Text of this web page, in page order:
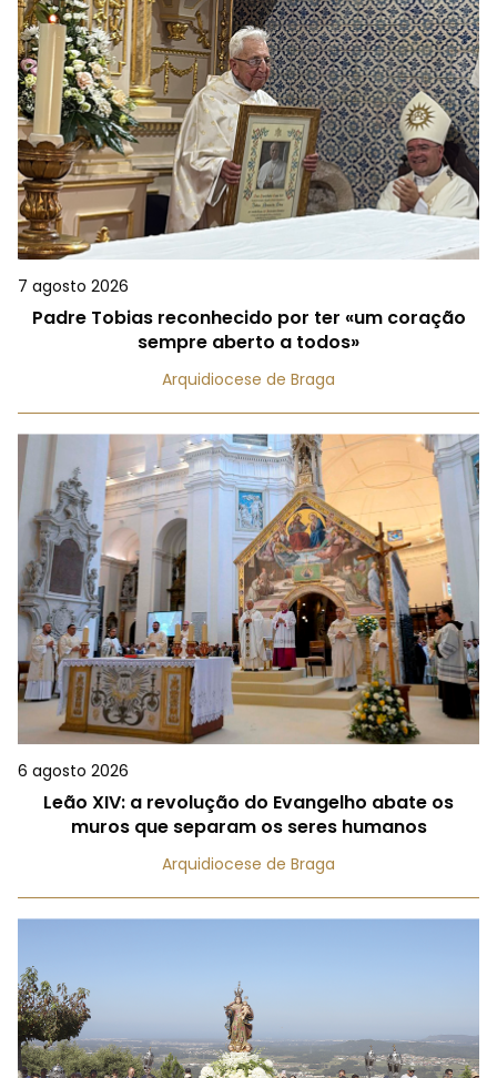
7 agosto 2026
Padre Tobias reconhecido por ter «um coração
sempre aberto a todos»
Arquidiocese de Braga
6 agosto 2026
Leão XIV: a revolução do Evangelho abate os
muros que separam os seres humanos
Arquidiocese de Braga